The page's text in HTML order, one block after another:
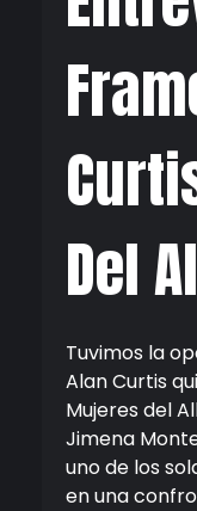
Del
Tuvimos la
Alan Curtis
Mujeres del
Jimena
uno de los
en una